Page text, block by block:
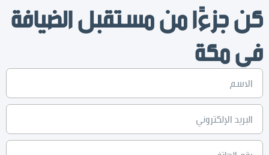
كن جزءًا من مستقبل الضيافة
في مكة